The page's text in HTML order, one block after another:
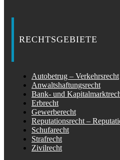
RECHTSGEBIETE
Autobetrug – Verkehrsrecht
Anwaltshaftungsrecht
Bank- und
Erbrecht
Gewerberecht
Reputationsrecht –
Schufarecht
Strafrecht
Zivilrecht